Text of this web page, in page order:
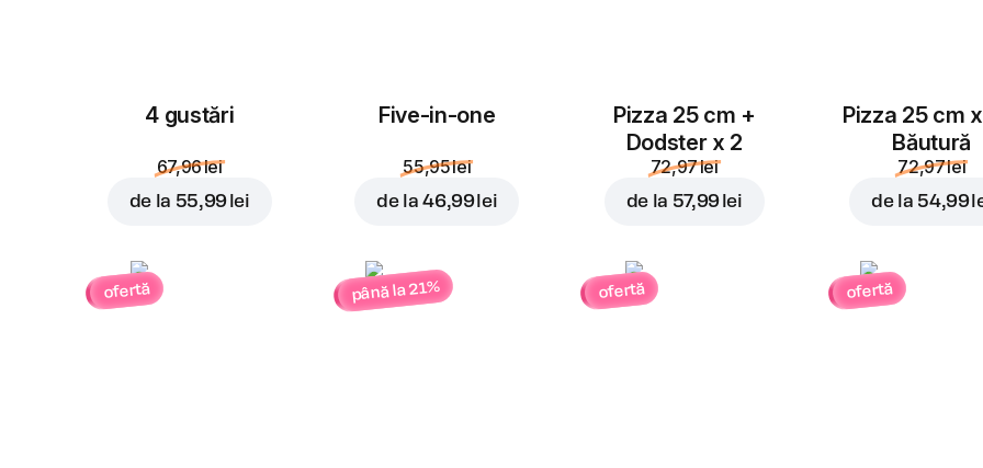
4 gustări
67,96 lei
de la 55,99 lei
Five-in-one
55,95 lei
de la46,99 lei
Pizza 25 cm +
Dodster x 2
72,97 lei
de la 57,99 lei
Pizza 25 cm
Băutură
72,97 lei
de la 54,99
ofertă până la 21% ofertă ofertă